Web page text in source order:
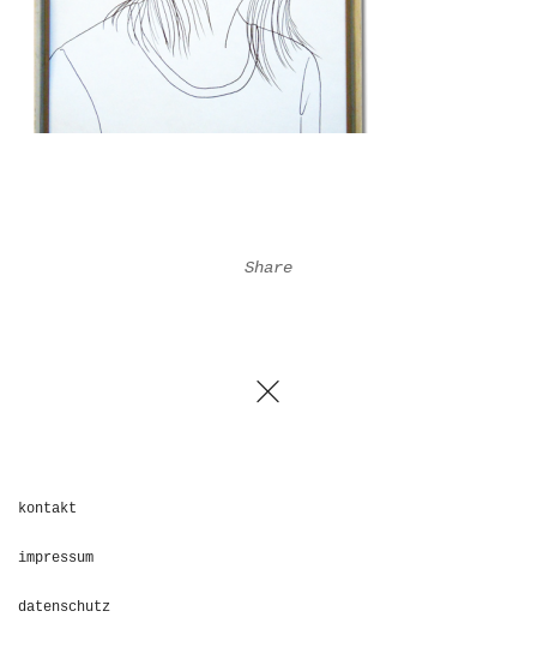
Share
kontakt
impressum
datenschutz